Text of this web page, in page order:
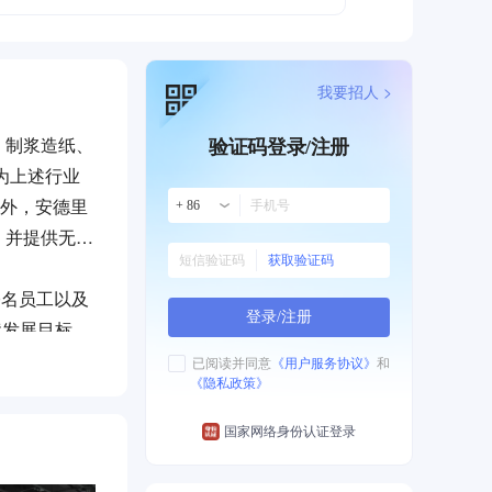
浆造纸、
上述行业
，安德里
提供无纺
员工以及
展目标。
验证码登录/注册
+ 86
获取验证码
登录/注册
已阅读并同意 《用户服务协议》 和
《隐私政策》
国家网络身份认证登录
我要招人 >